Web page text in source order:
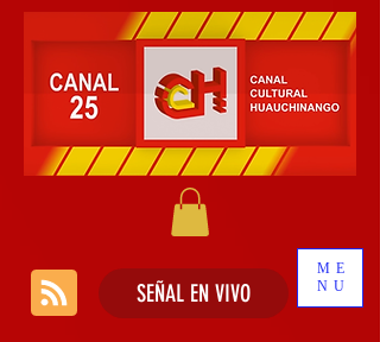
ME
NU
SEÑAL EN VIVO